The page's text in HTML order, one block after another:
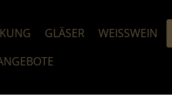
GLÄSER WEISSWEIN